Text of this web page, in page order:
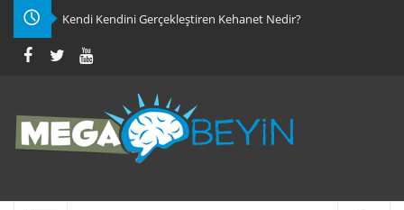
Kendi Kendini Gerçekleştiren Kehanet Nedir?